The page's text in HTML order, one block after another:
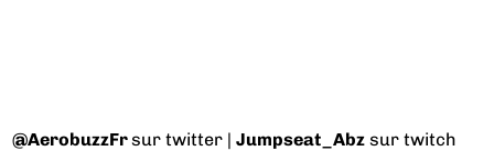
@AerobuzzFrsur twitter |Jumpseat_Abz sur twitch